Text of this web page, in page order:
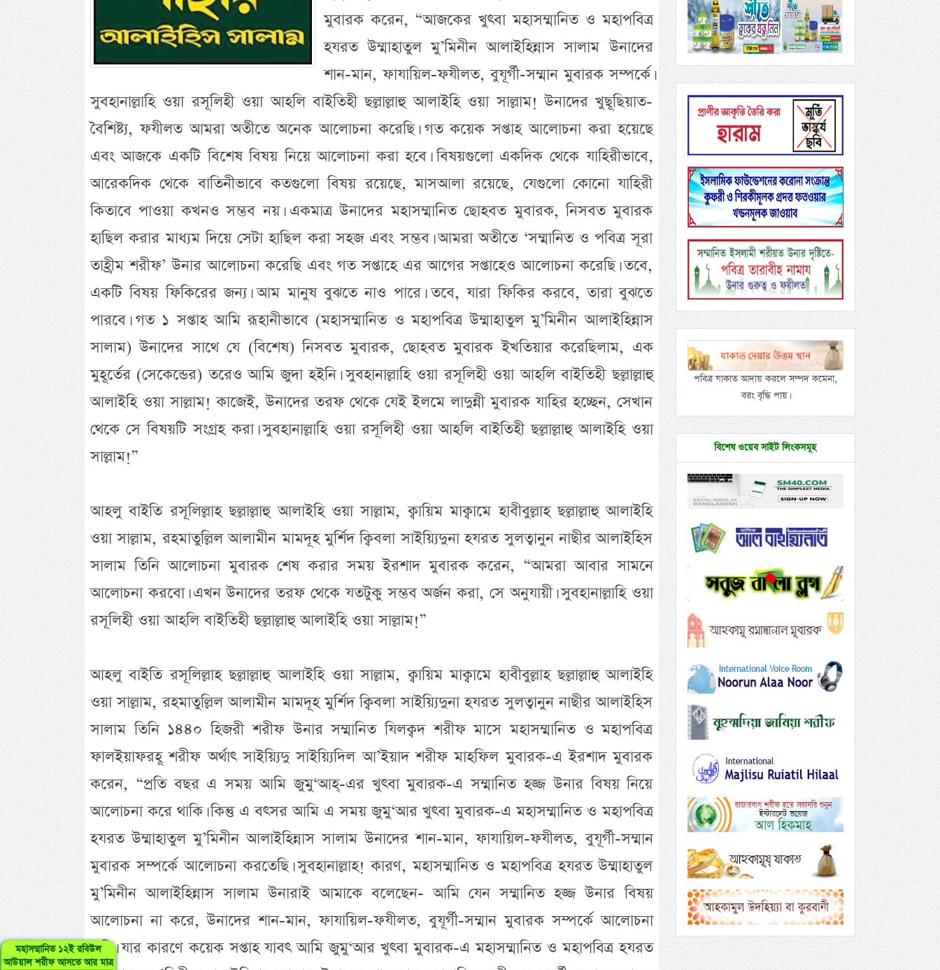
মহাসম্মানিত ১২ই রবিউল
আউয়াল শরীফ আসতে আর মাত্র
মুবারক করেন, “আজকের খুৎবা মহাসম্মানিত ও মহাপবিত্র
হযরত উম্মাহাতুল মু’মিনীন আলাইহিন্নাস সালাম উনাদের
শান-মান, ফাযায়িল-ফযীলত, বুযূর্গী-সম্মান মুবারক সম্পর্কে।
সুবহানাল্লাহি ওয়া রসূলিহী ওয়া আহলি বাইতিহী ছল্লাল্লাহু আলাইহি ওয়া সাল্লাম! উনাদের খুছূছিয়াত-
বৈশিষ্ট্য, ফযীলত আমরা অতীতে অনেক আলোচনা করেছি। গত কয়েক সপ্তাহ আলোচনা করা হয়েছে
এবং আজকে একটি বিশেষ বিষয় নিয়ে আলোচনা করা হবে। বিষয়গুলো একদিক থেকে যাহিরীভাবে,
আরেকদিক থেকে বাতিনীভাবে কতগুলো বিষয় রয়েছে, মাসআলা রয়েছে, যেগুলো কোনো যাহিরী
কিতাবে পাওয়া কখনও সম্ভব নয়। একমাত্র উনাদের মহাসম্মানিত ছোহবত মুবারক, নিসবত মুবারক
হাছিল করার মাধ্যম দিয়ে সেটা হাছিল করা সহজ এবং সম্ভব। আমরা অতীতে ‘সম্মানিত ও পবিত্র সূরা
তাহ্রীম শরীফ’ উনার আলোচনা করেছি এবং গত সপ্তাহে এর আগের সপ্তাহেও আলোচনা করেছি। তবে,
একটি বিষয় ফিকিরের জন্য। আম মানুষ বুঝতে নাও পারে। তবে, যারা ফিকির করবে, তারা বুঝতে
পারবে। গত ১ সপ্তাহ আমি রূহানীভাবে (মহাসম্মানিত ও মহাপবিত্র উম্মাহাতুল মু’মিনীন আলাইহিন্নাস
সালাম) উনাদের সাথে যে (বিশেষ) নিসবত মুবারক, ছোহবত মুবারক ইখতিয়ার করেছিলাম, এক
মুহূর্তের (সেকেন্ডের) তরেও আমি জুদা হইনি। সুবহানাল্লাহি ওয়া রসূলিহী ওয়া আহলি বাইতিহী ছল্লাল্লাহু
আলাইহি ওয়া সাল্লাম! কাজেই, উনাদের তরফ থেকে যেই ইলমে লাদুন্নী মুবারক যাহির হচ্ছেন, সেখান
থেকে সে বিষয়টি সংগ্রহ করা। সুবহানাল্লাহি ওয়া রসূলিহী ওয়া আহলি বাইতিহী ছল্লাল্লাহু আলাইহি ওয়া
সাল্লাম!”
আহলু বাইতি রসূলিল্লাহ ছল্লাল্লাহু আলাইহি ওয়া সাল্লাম, ক্বায়িম মাক্বামে হাবীবুল্লাহ ছল্লাল্লাহু আলাইহি
ওয়া সাল্লাম, রহমাতুল্লিল আলামীন মামদূহ মুর্শিদ ক্বিবলা সাইয়্যিদুনা হযরত সুলত্বানুন নাছীর আলাইহিস
সালাম তিনি আলোচনা মুবারক শেষ করার সময় ইরশাদ মুবারক করেন, “আমরা আবার সামনে
আলোচনা করবো। এখন উনাদের তরফ থেকে যতটুকু সম্ভব অর্জন করা, সে অনুযায়ী। সুবহানাল্লাহি ওয়া
রসূলিহী ওয়া আহলি বাইতিহী ছল্লাল্লাহু আলাইহি ওয়া সাল্লাম!”
আহলু বাইতি রসূলিল্লাহ ছল্লাল্লাহু আলাইহি ওয়া সাল্লাম, ক্বায়িম মাক্বামে হাবীবুল্লাহ ছল্লাল্লাহু আলাইহি
ওয়া সাল্লাম, রহমাতুল্লিল আলামীন মামদূহ মুর্শিদ ক্বিবলা সাইয়্যিদুনা হযরত সুলত্বানুন নাছীর আলাইহিস
সালাম তিনি ১৪৪০ হিজরী শরীফ উনার সম্মানিত যিলক্বদ শরীফ মাসে মহাসম্মানিত ও মহাপবিত্র
ফালইয়াফরহূ শরীফ অর্থাৎ সাইয়্যিদু সাইয়্যিদিল আ’ইয়াদ শরীফ মাহফিল মুবারক-এ ইরশাদ মুবারক
করেন, “প্রতি বছর এ সময় আমি জুমু‘আহ্-এর খুৎবা মুবারক-এ সম্মানিত হজ্জ উনার বিষয় নিয়ে
আলোচনা করে থাকি। কিন্তু এ বৎসর আমি এ সময় জুমু‘আর খুৎবা মুবারক-এ মহাসম্মানিত ও মহাপবিত্র
হযরত উম্মাহাতুল মু’মিনীন আলাইহিন্নাস সালাম উনাদের শান-মান, ফাযায়িল-ফযীলত, বুযূর্গী-সম্মান
মুবারক সম্পর্কে আলোচনা করতেছি। সুবহানাল্লাহ! কারণ, মহাসম্মানিত ও মহাপবিত্র হযরত উম্মাহাতুল
মু’মিনীন আলাইহিন্নাস সালাম উনারাই আমাকে বলেছেন- আমি যেন সম্মানিত হজ্জ উনার বিষয়
আলোচনা না করে, উনাদের শান-মান, ফাযায়িল-ফযীলত, বুযূর্গী-সম্মান মুবারক সম্পর্কে আলোচনা
করি। যার কারণে কয়েক সপ্তাহ যাবৎ আমি জুমু‘আর খুৎবা মুবারক-এ মহাসম্মানিত ও মহাপবিত্র হযরত
পবিত্র যাকাত আদায় করলে সম্পদ কমেনা,
বরং বৃদ্ধি পায়।
বিশেষ ওয়েব সাইট লিংকসমূহ